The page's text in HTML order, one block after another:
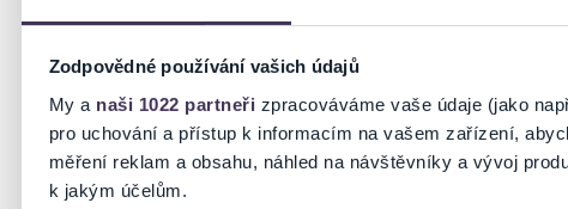
Zodpovědné používání vašich údajů
My a naši 1022 partneři zpracováváme vaše údaje (jako
pro uchování a přístup k informacím na vašem zařízení,
měření reklam a obsahu, náhled na návštěvníky a vývoj
k jakým účelům.
středa
16:30